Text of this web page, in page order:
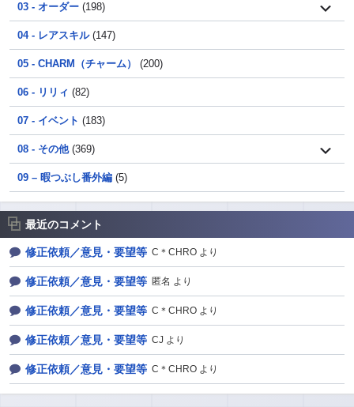
03 - オーダー (198)
04 - レアスキル(147)
05 - CHARM（チャーム） (200)
06 - リリィ (82)
07 - イベント (183)
08 - その他(369)
09 – 暇つぶし番外編 (5)
最近のコメント
修正依頼／意見・要望等 C＊CHRO より
修正依頼／意見・要望等 匿名 より
修正依頼／意見・要望等 C＊CHRO より
修正依頼／意見・要望等 CJ より
修正依頼／意見・要望等 C＊CHRO より